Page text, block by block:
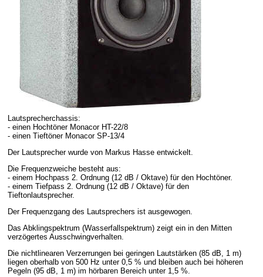
Lautsprecherchassis:
- einen Hochtöner Monacor HT-22/8
- einen Tieftöner Monacor SP-13/4
Der Lautsprecher wurde von Markus Hasse entwickelt.
Die Frequenzweiche besteht aus:
- einem Hochpass 2. Ordnung (12 dB / Oktave) für den Hochtöner.
- einem Tiefpass 2. Ordnung (12 dB / Oktave) für den
Tieftonlautsprecher.
Der Frequenzgang des Lautsprechers ist ausgewogen.
Das Abklingspektrum (Wasserfallspektrum) zeigt ein in den Mitten
verzögertes Ausschwingverhalten.
Die nichtlinearen Verzerrungen bei geringen Lautstärken (85 dB, 1 m)
liegen oberhalb von 500 Hz unter 0,5 % und bleiben auch bei höheren
Pegeln (95 dB, 1 m) im hörbaren Bereich unter 1,5 %.